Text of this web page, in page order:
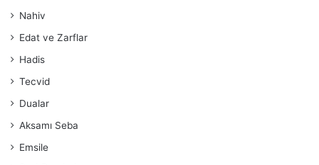
Nahiv
Edat ve Zarflar
Hadis
Tecvid
Dualar
Aksamı Seba
Emsile